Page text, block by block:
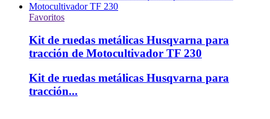
Favoritos
Kit de ruedas metálicas Husqvarna para
tracción de Motocultivador TF 230
Kit de ruedas metálicas Husqvarna para
tracción...